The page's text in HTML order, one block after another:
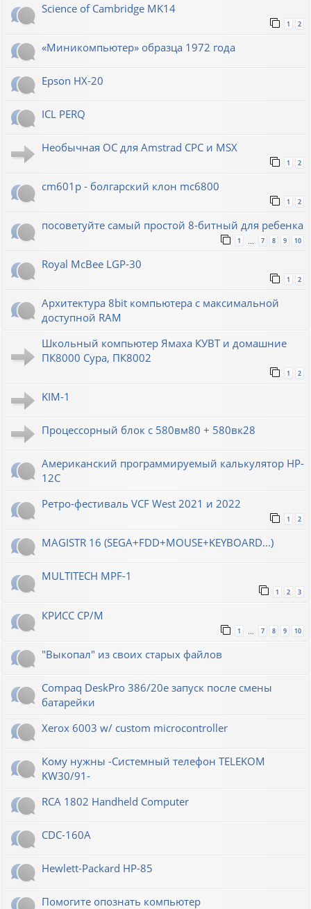
Science of Cambridge MK14
1 2
«Миникомпьютер» образца 1972 года
Epson HX-20
ICL PERQ
Необычная ОС для Amstrad CPC и MSX
1 2
cm601p - болгарский клон mc6800
1 2
посоветуйте самый простой 8-битный для ребенка
1 … 7 8 9 10
Royal McBee LGP-30
1 2
Архитектура 8bit компьютера с максимальной
доступной RAM
Школьный компьютер Ямаха КУВТ и домашние
ПК8000 Сура, ПК8002
1 2
KIM-1
Процессорный блок с 580вм80 + 580вк28
Американский программируемый калькулятор HP-
12C
Ретро-фестиваль VCF West 2021 и 2022
1 2
MAGISTR 16 (SEGA+FDD+MOUSE+KEYBOARD...)
MULTITECH MPF-1
1 2 3
КРИСС CP/M
1 7 8 9 10
"Выкопал" из своих старых файлов
Compaq DeskPro 386/20e запуск после смены
батарейки
Xerox 6003 w/ custom microcontroller
Кому нужны -Системный телефон TELEKOM
KW30/91-
RCA 1802 Handheld Computer
CDC-160A
Hewlett-Packard НР-85
Помогите опознать компьютер